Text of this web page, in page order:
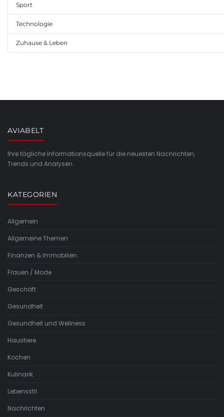
Sport
Technologie
Zuhause & Leben
AVIABELT
Ihre tägliche Informationsquelle für die neuesten Nachrichten,
Trends und Analysen.
KATEGORIEN
Allgemein
Allgemeine Themen
Finanzen & Immobilien
Frauen / Mode
Geschäft
Gesundheit
Gesundheit und Wellness
Haustiere
Kochen
Kulinarik
Lebensstil
Nachrichten